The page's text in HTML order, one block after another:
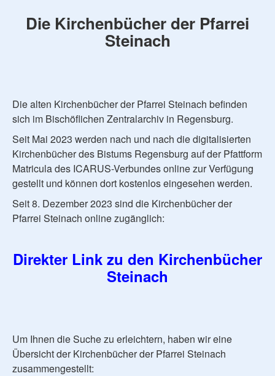
Die Kirchenbücher der Pfarrei
Steinach
Die alten Kirchenbücher der Pfarrei Steinach befinden
sich im Bischöflichen Zentralarchiv in Regensburg.
Seit Mai 2023 werden nach und nach die digitalisierten
Kirchenbücher des Bistums Regensburg auf der Pfattform
Matricula des ICARUS-Verbundes online zur Verfügung
gestellt und können dort kostenlos eingesehen werden.
Seit 8. Dezember 2023 sind die Kirchenbücher der
Pfarrei Steinach online zugänglich:
Direkter Link zu den Kirchenbücher
Steinach
Um Ihnen die Suche zu erleichtern, haben wir eine
Übersicht der Kirchenbücher der Pfarrei Steinach
zusammengestellt: